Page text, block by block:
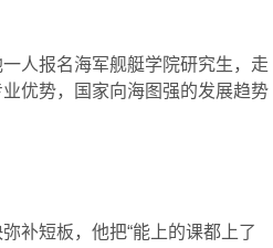
人报名海军舰艇学院研究生，走
优势，国家向海图强的发展趋势
补短板，他把“能上的课都上了